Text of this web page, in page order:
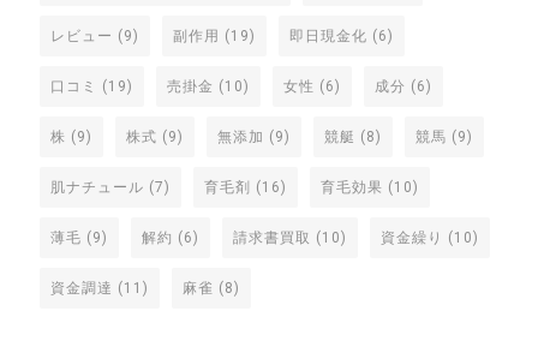
レビュー (9) 副作用 (19) 即日現金化 (6)
口コミ (19) 売掛金 (10) 女性 (6) 成分 (6)
株 (9) 株式 (9) 無添加 (9) 競艇 (8) 競馬 (9)
肌ナチュール (7) 育毛剤 (16) 育毛効果 (10)
薄毛 (9) 解約 (6) 請求書買取 (10) 資金繰り (10)
資金調達 (11) 麻雀 (8)